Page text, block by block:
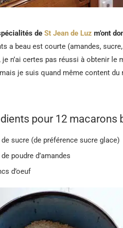
de St Jean de Luz m’ont
a beau est courte (amandes,
n’ai certes pas réussi à obtenir
je suis quand même content
pour 12 macarons
de sucre (de préférence sucre glace)
poudre d’amandes
d’oeuf